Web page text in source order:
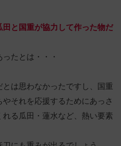
と国重が協力して作った物だ
たとは・・・
は思わなかったですし、国重
それを応援するためにあっさ
れる瓜田・蓮水など、熱い要素